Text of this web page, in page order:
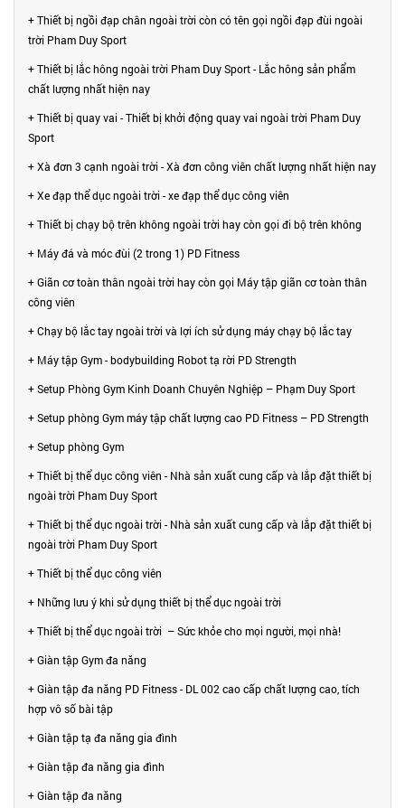
+ Thiết bị ngồi đạp chân ngoài trời còn có tên gọi ngồi đạp đùi ngoài
trời Pham Duy Sport
+ Thiết bị lắc hông ngoài trời Pham Duy Sport - Lắc hông sản phẩm
chất lượng nhất hiện nay
+ Thiết bị quay vai - Thiết bị khởi động quay vai ngoài trời Pham Duy
Sport
+ Xà đơn 3 cạnh ngoài trời - Xà đơn công viên chất lượng nhất hiện nay
+ Xe đạp thể dục ngoài trời - xe đạp thể dục công viên
+ Thiết bị chạy bộ trên không ngoài trời hay còn gọi đi bộ trên không
+ Máy đá và móc đùi (2 trong 1) PD Fitness
+ Giãn cơ toàn thân ngoài trời hay còn gọi Máy tập giãn cơ toàn thân
công viên
+ Chạy bộ lắc tay ngoài trời và lợi ích sử dụng máy chạy bộ lắc tay
+ Máy tập Gym - bodybuilding Robot tạ rời PD Strength
+ Setup Phòng Gym Kinh Doanh Chuyên Nghiệp – Phạm Duy Sport
+ Setup phòng Gym máy tập chất lượng cao PD Fitness – PD Strength
+ Setup phòng Gym
+ Thiết bị thể dục công viên - Nhà sản xuất cung cấp và lắp đặt thiết bị
ngoài trời Pham Duy Sport
+ Thiết bị thể dục ngoài trời - Nhà sản xuất cung cấp và lắp đặt thiết bị
ngoài trời Pham Duy Sport
+ Thiết bị thể dục công viên
+ Những lưu ý khi sử dụng thiết bị thể dục ngoài trời
+ Thiết bị thể dục ngoài trời – Sức khỏe cho mọi người, mọi nhà!
+ Giàn tập Gym đa năng
+ Giàn tập đa năng PD Fitness - DL 002 cao cấp chất lượng cao, tích
hợp vô số bài tập
+ Giàn tập tạ đa năng gia đình
+ Giàn tập đa năng gia đình
+ Giàn tập đa năng